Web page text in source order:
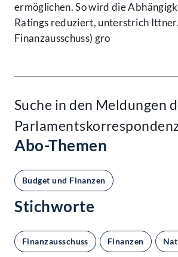
ermöglichen. So wird die
Ratings reduziert, unterstrich
Finanzausschuss) gro
Suche in den Meldungen
Abo-Themen
Budget und Finanzen
Stichworte
Finanzausschuss Finanzen